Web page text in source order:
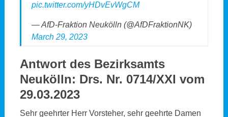
pic.twitter.com/yHDvEvWgCM
— AfD-Fraktion Neukölln (@AfDFraktionNK)
March 29, 2023
Antwort des Bezirksamts
Neukölln: Drs. Nr. 0714/XXI vom
29.03.2023
Sehr geehrter Herr Vorsteher, sehr geehrte Damen